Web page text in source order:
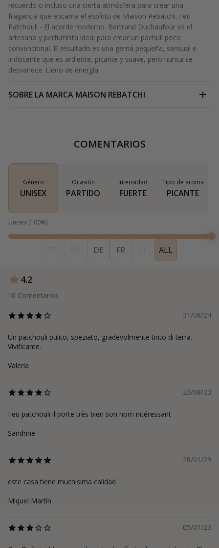
recuerdo o incluso una cierta atmósfera para crear una
fragancia que encarna el espíritu de Maison Rebatchi. Feu
Patchouli - El acorde moderno. Bertrand Duchaufour es el
artesano y perfumista ideal para crear un pachulí poco
convencional. El resultado es una gema pequeña, sensual e
iridiscente que es ardiente, picante y suave, pero nunca se
desvanece. Lleno de energía.
SOBRE LA MARCA MAISON REBATCHI
COMENTARIOS
Género
UNISEX
Ocasión
PARTIDO
Intensidad
FUERTE
Tipo de aroma
PICANTE
Unisex (100%)
DE FR ALL
4.2
10 Comentarios
31/08/24
Un patchouli pulito, speziato, gradevolmente tinto di terra.
Vivificante.
Valeria
23/08/23
Feu patchouli il porte très bien son nom intéressant
Sandrine
28/01/23
este casa tiene muchisima calidad
Miquel Martìn
05/01/23